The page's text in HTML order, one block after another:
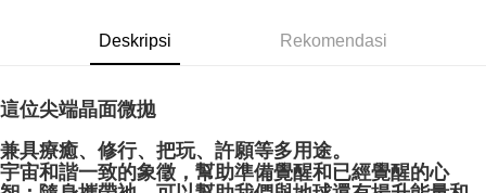
郵局幫你送（離島）
NT$80/pesanan | Penghantaran percuma untuk pesanan
Penghantaran percuma
Deskripsi Rekomendasi
這位尖端晶面微拋
兼具療癒、修行、把玩、許願等多用途。
宇宙和諧一致的象徵，幫助準備覺醒和已經覺醒的心